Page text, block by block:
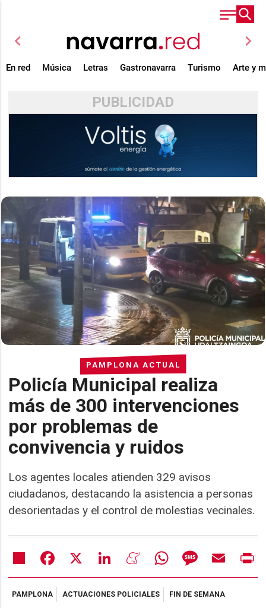
chevron_left chevron_right
En red Música Letras Gastronavarra Turismo Arte y
PUBLICIDAD
PAMPLONA ACTUAL
Policía Municipal realiza
más de 300 intervenciones
por problemas de
convivencia y ruidos
Los agentes locales atienden 329 avisos
ciudadanos, destacando la asistencia a personas
desorientadas y el control de molestias vecinales.
Share Facebook LinkedIn MeneameWhatsAppMessageEmail
PAMPLONA ACTUACIONES POLICIALES FIN DE SEMANA